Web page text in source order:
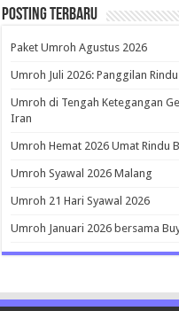
Posting Terbaru
Paket Umroh Agustus 2026
Umroh Juli 2026: Panggilan
Umroh di Tengah Ketegangan
Iran
Umroh Hemat 2026 Umat Rindu
Umroh Syawal 2026 Malang
Umroh 21 Hari Syawal 2026
Umroh Januari 2026 bersama